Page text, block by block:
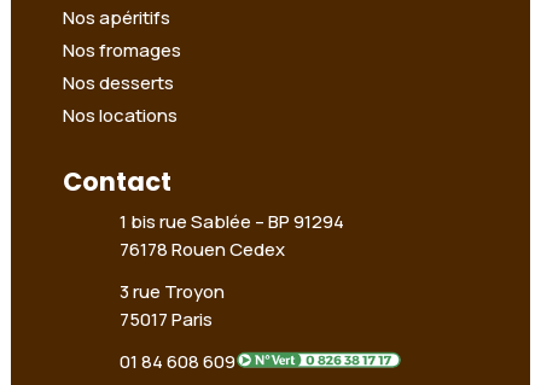
Nos apéritifs
Nos fromages
Nos desserts
Nos locations
Contact
1 bis rue Sablée –BP 91294
76178 Rouen Cedex
3 rue Troyon
75017 Paris
01 84 608 609